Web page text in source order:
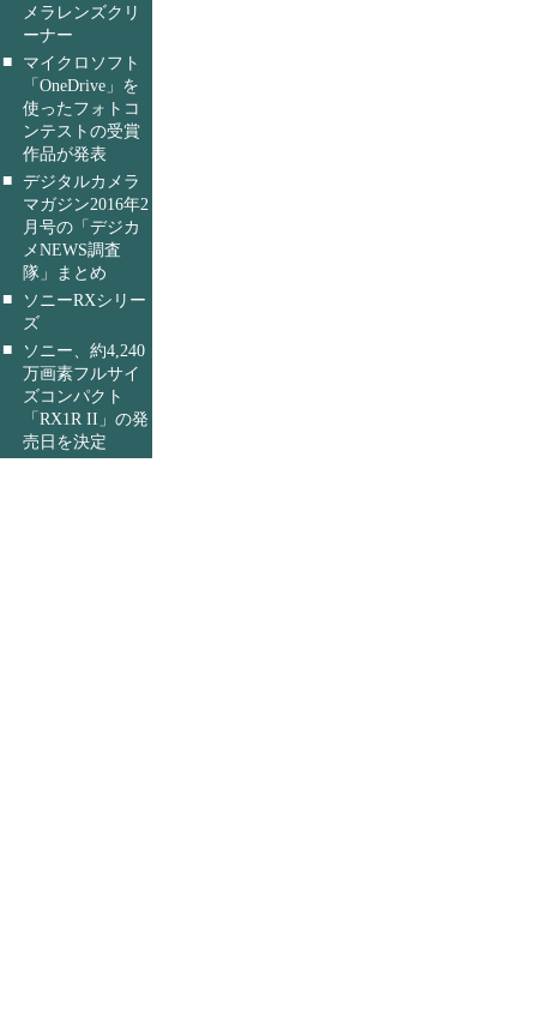
メラレンズクリ
ーナー
■
マイクロソフト
「OneDrive」を
使ったフォトコ
ンテストの受賞
作品が発表
■ デジタルカメラ
マガジン2016年2
月号の「デジカ
メNEWS調査
隊」まとめ
■
ソニーRXシリー
ズ
■
ソニー、約4,240
万画素フルサイ
ズコンパクト
「RX1R II」の発
売日を決定